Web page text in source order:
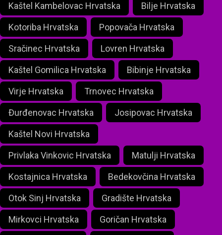
Kaštel Kambelovac Hrvatska Bilje Hrvatska
Kotoriba Hrvatska Popovača Hrvatska
Sračinec Hrvatska Lovren Hrvatska
Kaštel Gomilica Hrvatska Bibinje Hrvatska
Virje Hrvatska Trnovec Hrvatska
Đurđenovac Hrvatska Josipovac Hrvatska
Kaštel Novi Hrvatska
Privlaka Vinkovic Hrvatska Matulji Hrvatska
Kostajnica Hrvatska Bedekovčina Hrvatska
Otok Sinj Hrvatska Gradište Hrvatska
Mirkovci Hrvatska Goričan Hrvatska